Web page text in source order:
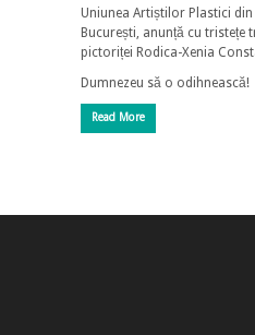
Uniunea Artiștilor Plastici
București, anunță cu tristețe
pictoriței Rodica-Xenia
Dumnezeu să o odihnească!
Read More